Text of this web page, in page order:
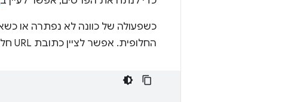
החלופית. אפשר לציין כתובת URL חלופית עם Intent מיוחד: